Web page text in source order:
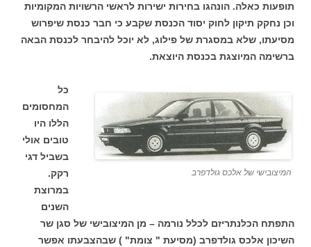
תופעות כאלה. הונהגו בחירות ישירות לראשי הרשויות המקומיות
וכן נחקק תיקון לחוק יסוד הכנסת שקבע כי חבר כנסת שיפרוש
מסיעתו, שלא במסגרת של פילוג, לא יוכל להיבחר לכנסת הבאה
ברשימה המיוצגת בכנסת היוצאת.
המיצובישי של אלכס גולדפרב
כל
המחסומים
הללו היו
טובים אולי
בשביל דגי
רקק.
במרוצת
השנים
התפתח הכלנתריזם לכלל נורמה – מן המיצובישי של סגן שר
השיכון אלכס גולדפרב (מסיעת " צומת" ) שבהצבעתו אפשר